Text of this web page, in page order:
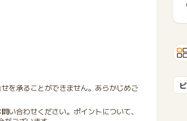
を承ることができません。あらかじめご
い合わせください。ポイントについて、